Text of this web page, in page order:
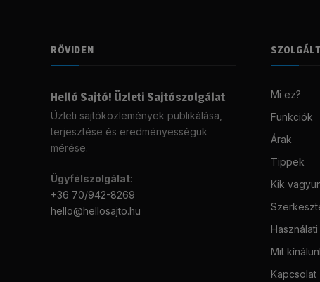
RÖVIDEN
Helló Sajtó! Üzleti Sajtószolgálat
Üzleti sajtóközlemények publikálása,
terjesztése és eredményességük
mérése.
Ügyfélszolgálat:
+36 70/942-8269
hello@hellosajto.hu
Mi ez?
Funkciók
Árak
Tippek
Kik
Mit
Kapcsolat